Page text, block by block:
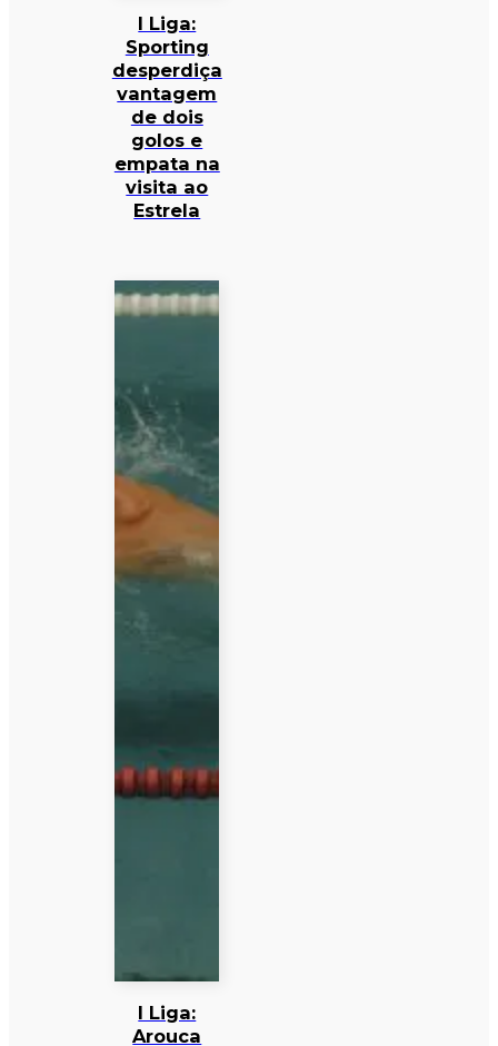
I Liga:
Sporting
desperdiça
vantagem
de dois
golos e
empata na
visita ao
Estrela
I Liga:
Arouca